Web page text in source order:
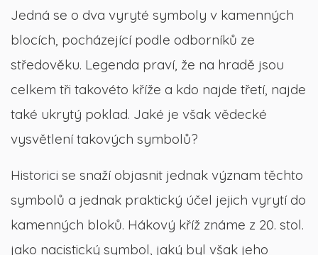
Jedná se o dva vyryté symboly v kamenných
blocích, pocházející podle odborníků ze
středověku. Legenda praví, že na hradě jsou
celkem tři takovéto kříže a kdo najde třetí, najde
také ukrytý poklad. Jaké je však vědecké
vysvětlení takových symbolů?
Historici se snaží objasnit jednak význam těchto
symbolů a jednak praktický účel jejich vyrytí do
kamenných bloků. Hákový kříž známe z 20. stol.
jako nacistický symbol, jaký byl však jeho